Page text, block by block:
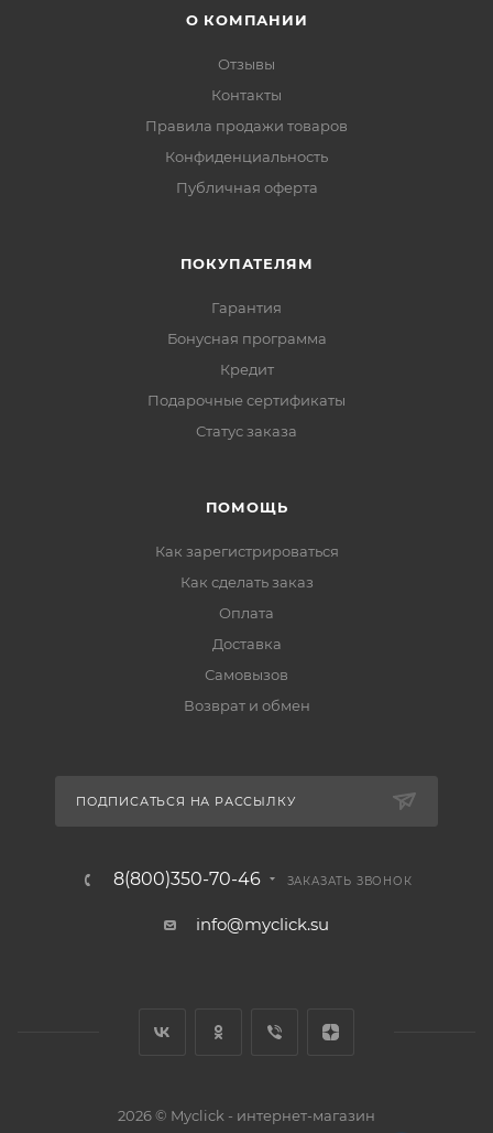
О КОМПАНИИ
Отзывы
Контакты
Правила продажи товаров
Конфиденциальность
Публичная оферта
ПОКУПАТЕЛЯМ
Гарантия
Бонусная программа
Кредит
Подарочные сертификаты
Статус заказа
ПОМОЩЬ
Как зарегистрироваться
Как сделать заказ
Оплата
Доставка
Самовызов
Возврат и обмен
ПОДПИСАТЬСЯ НА РАССЫЛКУ
8(800)350-70-46 ЗАКАЗАТЬ ЗВОНОК
info@myclick.su
2026 © Myclick - интернет-магазин